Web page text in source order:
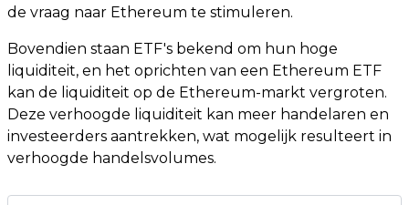
de vraag naar Ethereum te stimuleren.
Bovendien staan ETF's bekend om hun hoge
liquiditeit, en het oprichten van een Ethereum ETF
kan de liquiditeit op de Ethereum-markt vergroten.
Deze verhoogde liquiditeit kan meer handelaren en
investeerders aantrekken, wat mogelijk resulteert in
verhoogde handelsvolumes.